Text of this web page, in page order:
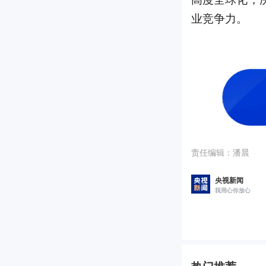
业竞争力。
责任编辑： 潘晨
央视新闻
我用心你放心